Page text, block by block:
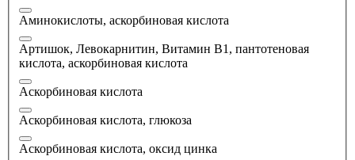
Аминокислоты, аскорбиновая кислота
Артишок, Левокарнитин, Витамин В1, пантотеновая
кислота, аскорбиновая кислота
Аскорбиновая кислота
Аскорбиновая кислота, глюкоза
Аскорбиновая кислота, оксид цинка